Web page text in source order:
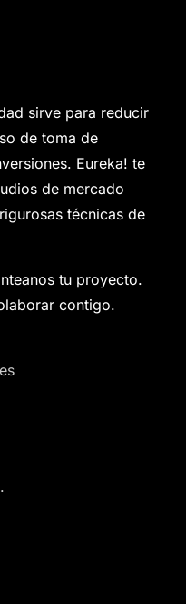
sirve para reducir
de toma de
Eureka! te
de mercado
técnicas de
tu proyecto.
contigo.